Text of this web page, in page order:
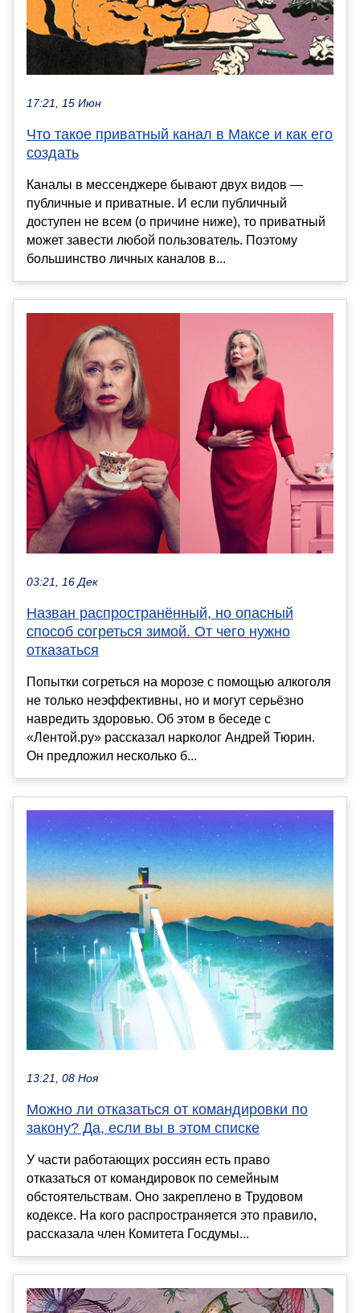
17:21, 15 Июн
Что такое приватный канал в Максе и как его
создать
Каналы в мессенджере бывают двух видов —
публичные и приватные. И если публичный
доступен не всем (о причине ниже), то приватный
может завести любой пользователь. Поэтому
большинство личных каналов в...
03:21, 16 Дек
Назван распространённый, но опасный
способ согреться зимой. От чего нужно
отказаться
Попытки согреться на морозе с помощью алкоголя
не только неэффективны, но и могут серьёзно
навредить здоровью. Об этом в беседе с
«Лентой.ру» рассказал нарколог Андрей Тюрин.
Он предложил несколько б...
13:21, 08 Ноя
Можно ли отказаться от командировки по
закону? Да, если вы в этом списке
У части работающих россиян есть право
отказаться от командировок по семейным
обстоятельствам. Оно закреплено в Трудовом
кодексе. На кого распространяется это правило,
рассказала член Комитета Госдумы...